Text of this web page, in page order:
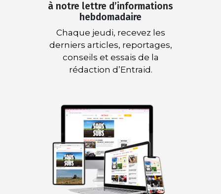
à notre lettre d’informations
hebdomadaire
Chaque jeudi, recevez les
derniers articles, reportages,
conseils et essais de la
rédaction d’Entraid.